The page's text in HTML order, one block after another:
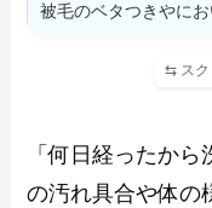
被毛のベタつきやに
「何日経ったか
の汚れ具合や体の